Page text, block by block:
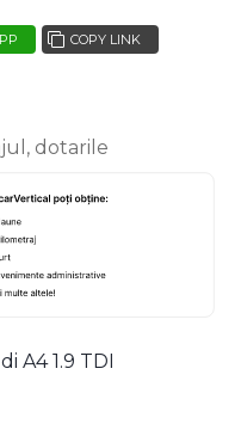
COPY LINK
dotarile
A4 1.9 TDI